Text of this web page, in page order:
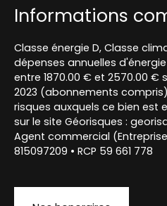
Informations
Classe énergie D, Classe
dépenses annuelles
entre 1870.00 € et 2570.00 €
2023 (abonnements
risques auxquels ce bien est
sur le site Géorisques :
Agent commercial (Entreprise
815097209 • RCP 59 661 778